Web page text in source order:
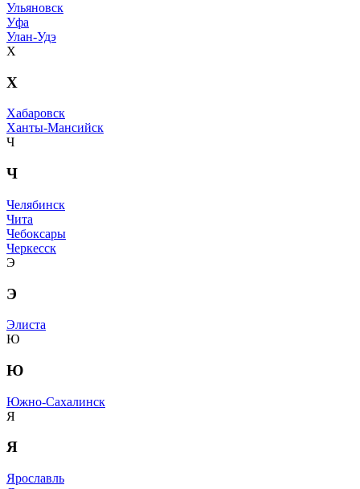
Ульяновск
Уфа
Улан-Удэ
Х
Х
Хабаровск
Ханты-Мансийск
Ч
Ч
Челябинск
Чита
Чебоксары
Черкесск
Э
Э
Элиста
Ю
Ю
Южно-Сахалинск
Я
Я
Ярославль